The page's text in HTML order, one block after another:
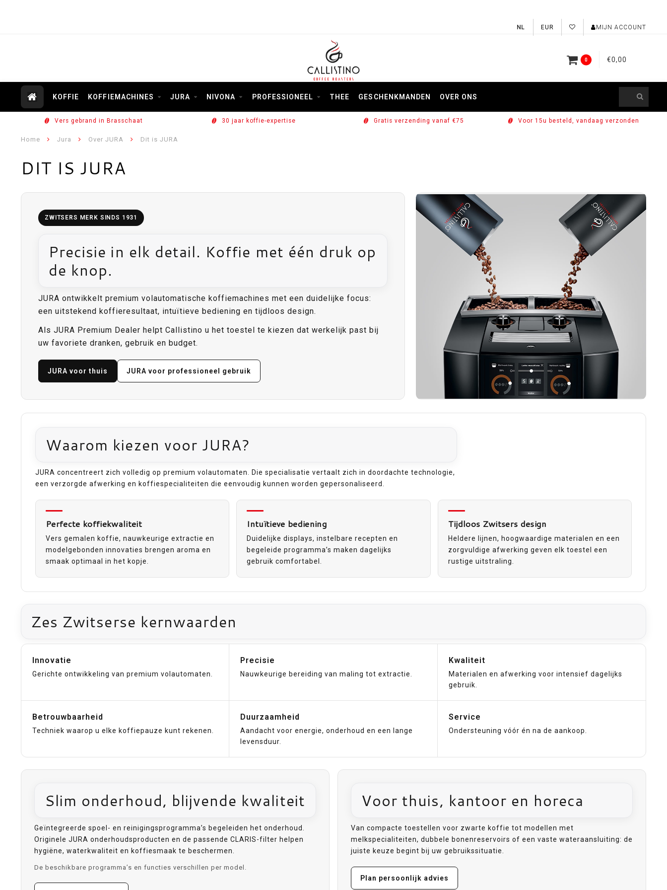
EUR MIJN ACCOUNT
0 €0,00
KOFFIE KOFFIEMACHINES JURA NIVONA PROFESSIONEEL THEE GESCHENKMANDEN OVER ONS
Vers gebrand in Brasschaat 30 jaar koffie-expertise Gratis verzending vanaf €75 Voor 15u besteld, vandaag verzonden
Home Jura Over JURA Dit is JURA
DIT IS JURA
ZWITSERS MERK SINDS 1931
Precisie in elk detail. Koffie met één druk op
de knop.
JURA ontwikkelt premium volautomatische koffiemachines met een duidelijke focus:
een uitstekend koffieresultaat, intuïtieve bediening en tijdloos design.
Als JURA Premium Dealer helpt Callistino u het toestel te kiezen dat werkelijk past bij
uw favoriete dranken, gebruik en budget.
JURA voor thuis JURA voor professioneel gebruik
Waarom kiezen voor JURA?
JURA concentreert zich volledig op premium volautomaten. Die specialisatie vertaalt zich in doordachte technologie,
een verzorgde afwerking en koffiespecialiteiten die eenvoudig kunnen worden gepersonaliseerd.
Perfecte koffiekwaliteit
Vers gemalen koffie, nauwkeurige extractie en
modelgebonden innovaties brengen aroma en
smaak optimaal in het kopje.
Intuïtieve bediening
Duidelijke displays, instelbare recepten en
begeleide programma’s maken dagelijks
gebruik comfortabel.
Tijdloos Zwitsers design
Heldere lijnen, hoogwaardige materialen en een
zorgvuldige afwerking geven elk toestel een
rustige uitstraling.
Zes Zwitserse kernwaarden
Innovatie
Gerichte ontwikkeling van premium volautomaten.
Precisie
Nauwkeurige bereiding van maling tot extractie.
Kwaliteit
Materialen en afwerking voor intensief dagelijks
gebruik.
Betrouwbaarheid
Techniek waarop u elke koffiepauze kunt rekenen.
Duurzaamheid
Aandacht voor energie, onderhoud en een lange
levensduur.
Service
Ondersteuning vóór én na de aankoop.
Slim onderhoud, blijvende kwaliteit
Geïntegreerde spoel- en reinigingsprogramma’s begeleiden het onderhoud.
Originele JURA onderhoudsproducten en de passende CLARIS-filter helpen
hygiëne, waterkwaliteit en koffiesmaak te beschermen.
De beschikbare programma’s en functies verschillen per model.
Voor thuis, kantoor en horeca
Van compacte toestellen voor zwarte koffie tot modellen met
melkspecialiteiten, dubbele bonenreservoirs of een vaste wateraansluiting: de
juiste keuze begint bij uw gebruikssituatie.
Plan persoonlijk advies